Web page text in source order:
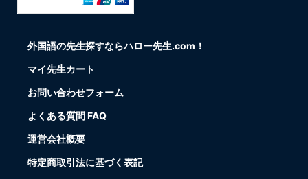
外国語の先生探すならハロー先生.com！
マイ先生カート
お問い合わせフォーム
よくある質問 FAQ
運営会社概要
特定商取引法に基づく表記